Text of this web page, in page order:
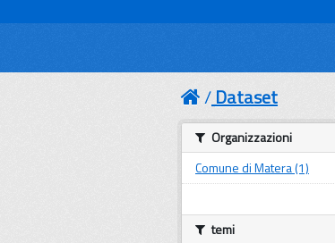
Dataset
Organizzazioni
Comune di Matera (1)
temi